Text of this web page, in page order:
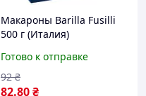
Макароны Barilla Fusilli
500 г (Италия)
Готово к отправке
82.80₴
92 ₴